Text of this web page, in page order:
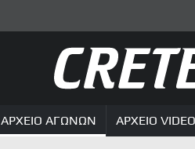
ΑΡΧΕΙΟ ΑΓΩΝΩΝ ΑΡΧΕΙΟ VIDEO